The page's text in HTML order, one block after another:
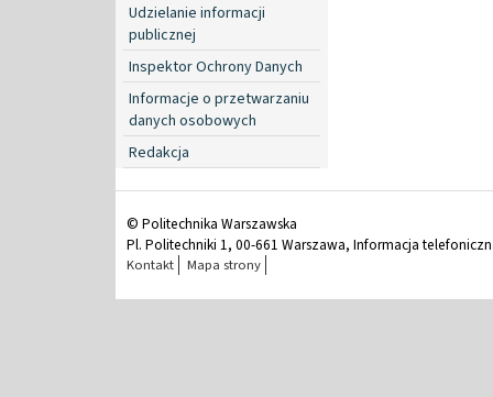
Udzielanie informacji
publicznej
Inspektor Ochrony Danych
Informacje o przetwarzaniu
danych osobowych
Redakcja
© Politechnika Warszawska
Pl. Politechniki 1, 00-661 Warszawa, Informacja
Kontakt Mapa strony